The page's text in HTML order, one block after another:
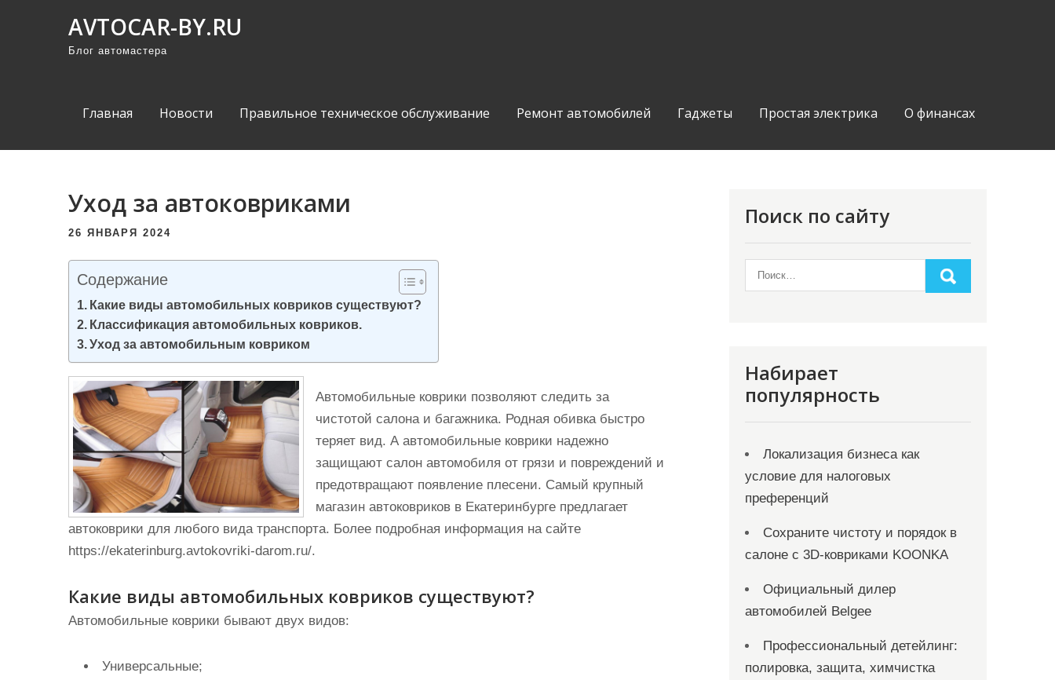
AVTOCAR-BY.RU
Блог автомастера
Главная Новости Правильное техническое обслуживание Ремонт автомобилей Гаджеты Простая электрика О финансах
Уход за автоковриками
26 ЯНВАРЯ 2024
Содержание
Какие виды автомобильных ковриков существуют?
Классификация автомобильных ковриков.
Уход за автомобильным ковриком
Автомобильные коврики позволяют следить за
чистотой салона и багажника. Родная обивка быстро
теряет вид. А автомобильные коврики надежно
защищают салон автомобиля от грязи и повреждений и
предотвращают появление плесени. Самый крупный
магазин автоковриков в Екатеринбурге предлагает
автоковрики для любого вида транспорта. Более подробная информация на сайте
https://ekaterinburg.avtokovriki-darom.ru/.
Какие виды автомобильных ковриков существуют?
Автомобильные коврики бывают двух видов:
Универсальные;
Поиск по сайту
Набирает
популярность
Локализация бизнеса как
условие для налоговых
преференций
Сохраните чистоту и порядок в
салоне с 3D-ковриками KOONKA
Официальный дилер
автомобилей Belgee
Профессиональный детейлинг:
полировка, защита, химчистка